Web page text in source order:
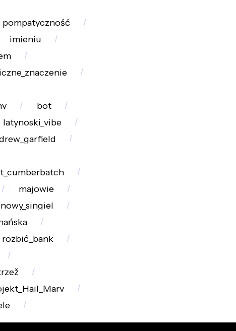
pompatyczność
imieniu
bot
latynoski_vibe
majowie
nowy_singiel
rozbić_bank